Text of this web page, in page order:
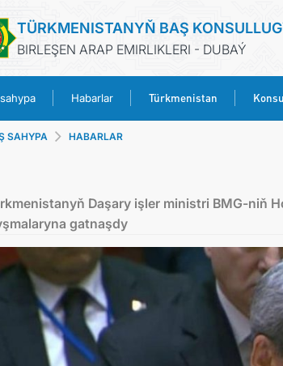
TÜRKMENISTANYŇ BAŞ
BIRLEŞEN ARAP EMIRLIKLERI - DUBAÝ
Habarlar Türkmenistan
SAHYPA HABARLAR
Daşary işler ministri BMG-niň
gatnaşdy